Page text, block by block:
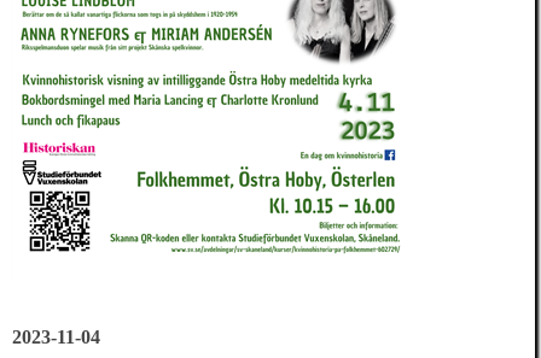
2023-11-04